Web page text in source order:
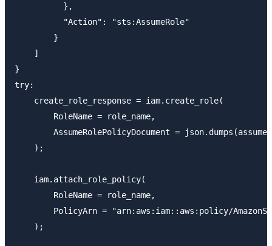
          },
          "Action": "sts:AssumeRole"
        }
    ]
}
try:
    create_role_response = iam.create_role(
        RoleName = role_name,
AssumeRolePolicyDocument =
    );
    iam.attach_role_policy(
        RoleName = role_name,
PolicyArn = "arn:aws:iam::aws:policy/
    );